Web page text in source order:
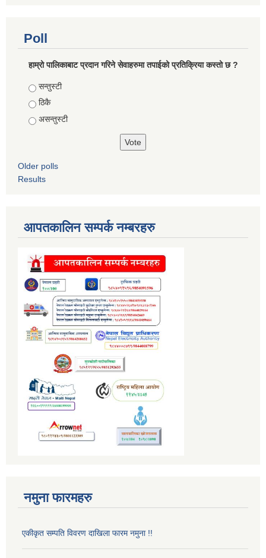
Poll
हाम्रो पालिकाबाट प्रदान गरिने सेवाहरुमा तपाईको प्रतिक्रिया कस्तो छ ?
Choices
सन्तुस्टी
ठिकै
असन्तुस्टी
Older polls
Results
आपतकालिन सम्पर्क नम्बरहरु
नमुना फारमहरु
एकीकृत सम्पति विवरण दाखिला फारम नमुना !!